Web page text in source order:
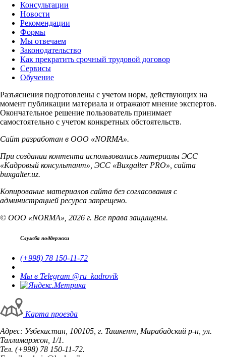
Консультации
Новости
Рекомендации
Формы
Мы отвечаем
Законодательство
Как прекратить срочный трудовой договор
Сервисы
Обучение
Разъяснения подготовлены с учетом норм, действующих на
момент публикации материала и отражают мнение экспертов.
Окончательное решение пользователь принимает
самостоятельно с учетом конкретных обстоятельств.
Сайт разработан в ООО «NORMA».
При создании контента использовались материалы ЭСС
«Кадровый консультант», ЭСС «Buxgalter PRO», сайта
buxgalter.uz.
Копирование материалов сайта без согласования с
администрацией ресурса запрещено.
© ООО «NORMA», 2026 г. Все права защищены.
Служба поддержки
(+998) 78 150-11-72
Мы в Telegram @ru_kadrovik
Карта проезда
Адрес: Узбекистан, 100105, г. Ташкент, Мирабадский р-н, ул.
Таллимаржон, 1/1.
Тел. (+998) 78 150-11-72.